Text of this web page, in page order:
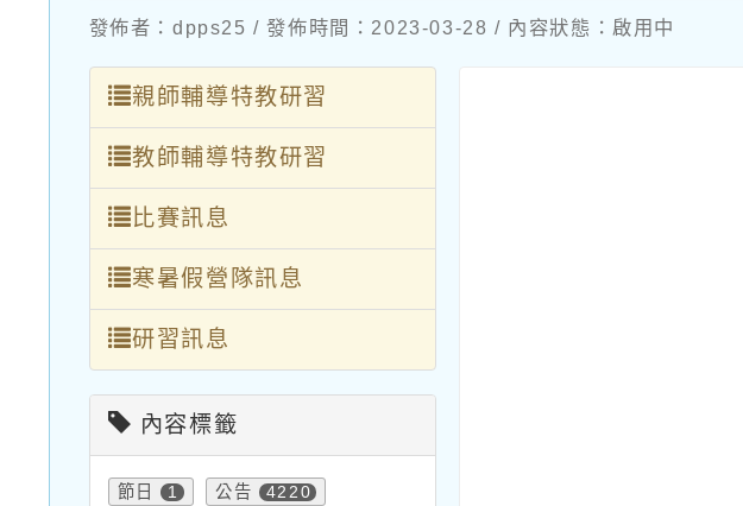
發佈者：dpps25 / 發佈時間：2023-03-28 / 內容狀態：啟用中
親師輔導特教研習
教師輔導特教研習
比賽訊息
寒暑假營隊訊息
研習訊息
內容標籤
節日 1 公告 4220